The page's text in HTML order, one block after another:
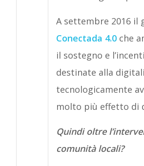
A settembre 2016 il
Conectada 4.0che
il sostegno e
destinate alla
tecnologicamente
molto più effetto di
Quindi oltre
comunità locali?